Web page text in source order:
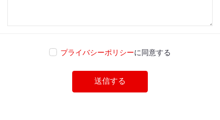
プライバシーポリシーに同意する